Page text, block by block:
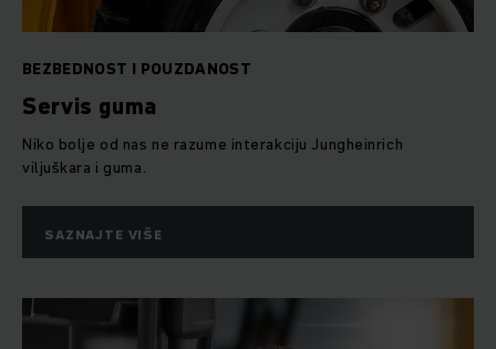
BEZBEDNOST I POUZDANOST
Servis guma
Niko bolje od nas ne razume interakciju Jungheinrich
viljuškara i guma.
SAZNAJTE VIŠE